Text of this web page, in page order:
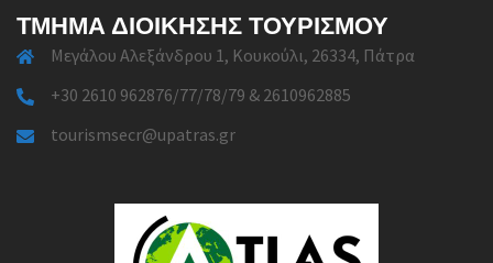
ΤΜΉΜΑ ΔΙΟΊΚΗΣΗΣ ΤΟΥΡΙΣΜΟΎ
Μεγάλου Αλεξάνδρου 1, Κουκούλι, 26334, Πάτρα
+30 2610 962876/77/78/79 & 2610962885
tourismsecr@upatras.gr